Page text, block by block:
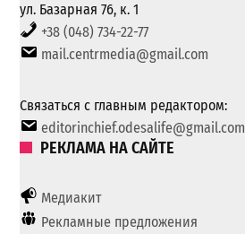
ул. Базарная 76, к. 1
+38 (048) 734-22-77
mail.centrmedia@gmail.com
Связаться с главным редактором:
editorinchief.odesalife@gmail.com
РЕКЛАМА НА САЙТЕ
Медиакит
Рекламные предложения